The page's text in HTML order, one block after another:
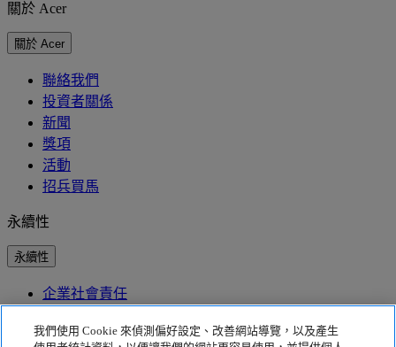
關於 Acer
關於 Acer
聯絡我們
投資者關係
新聞
獎項
活動
招兵買馬
永續性
永續性
企業社會責任
Project Humanity
我們使用 Cookie 來偵測偏好設定、改善網站導覽，以及產生